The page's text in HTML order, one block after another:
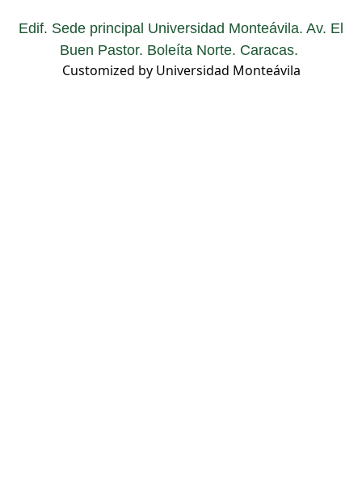
Edif. Sede principal Universidad Monteávila. Av. El
Buen Pastor. Boleíta Norte. Caracas.
Customized by Universidad Monteávila